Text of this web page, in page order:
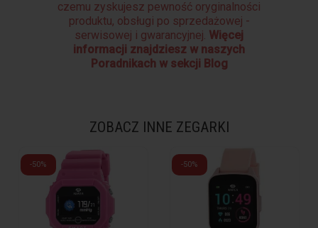
czemu zyskujesz pewność oryginalności
produktu, obsługi po sprzedażowej -
serwisowej i gwarancyjnej. Więcej
informacji znajdziesz w naszych
Poradnikach w sekcji Blog
ZOBACZ INNE ZEGARKI
-50% -50%